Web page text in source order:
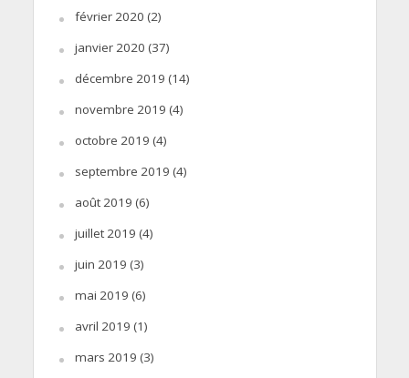
février 2020 (2)
janvier 2020 (37)
décembre 2019 (14)
novembre 2019 (4)
octobre 2019 (4)
septembre 2019 (4)
août 2019 (6)
juillet 2019 (4)
juin 2019 (3)
mai 2019 (6)
avril 2019 (1)
mars 2019 (3)